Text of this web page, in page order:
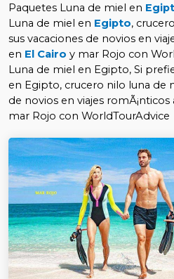
Paquetes Luna de miel en
Luna de miel en Egipto,
sus vacaciones de novios en
en El Cairo y mar Rojo con
Luna de miel en Egipto, Si
en Egipto, crucero nilo luna de
de novios en viajes
mar Rojo con WorldTourAdvice